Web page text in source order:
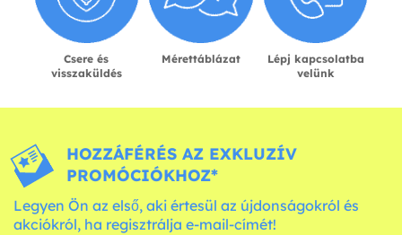
Csere és
visszaküldés
Mérettáblázat
Lépj kapcsolatba
velünk
HOZZÁFÉRÉS AZ EXKLUZÍV
PROMÓCIÓKHOZ*
Legyen Ön az első, aki értesül az újdonságokról és
akciókról, ha regisztrálja e-mail-címét!